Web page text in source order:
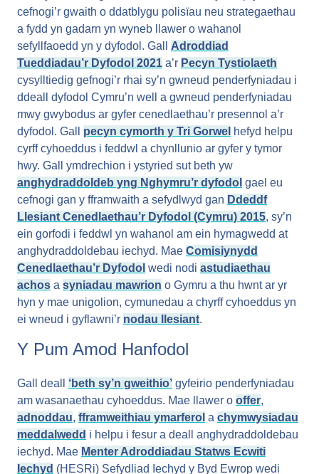
cefnogi’r gwaith o ddatblygu polisïau neu strategaethau
a fydd yn gadarn yn wyneb llawer o wahanol
sefyllfaoedd yn y dyfodol. Gall Adroddiad
Tueddiadau’r Dyfodol 2021 a’r Pecyn Tystiolaeth
cysylltiedig gefnogi’r rhai sy’n gwneud penderfyniadau i
ddeall dyfodol Cymru’n well a gwneud penderfyniadau
mwy gwybodus ar gyfer cenedlaethau’r presennol a’r
dyfodol. Gall pecyn cymorth y Tri Gorwel hefyd helpu
cyrff cyhoeddus i feddwl a chynllunio ar gyfer y tymor
hwy. Gall ymdrechion i ystyried sut beth yw
anghydraddoldeb yng Nghymru’r dyfodol gael eu
cefnogi gan y fframwaith a sefydlwyd gan Ddeddf
Llesiant Cenedlaethau’r Dyfodol (Cymru) 2015, sy’n
ein gorfodi i feddwl yn wahanol am ein hymagwedd at
anghydraddoldebau iechyd. Mae Comisiynydd
Cenedlaethau’r Dyfodol wedi nodi astudiaethau
achos a syniadau mawrion o Gymru a thu hwnt ar yr
hyn y mae unigolion, cymunedau a chyrff cyhoeddus yn
ei wneud i gyflawni’r nodau llesiant.
Y Pum Amod Hanfodol
Gall deall ‘beth sy’n gweithio’ gyfeirio penderfyniadau
am wasanaethau cyhoeddus. Mae llawer o offer,
adnoddau, fframweithiau ymarferol a chymwysiadau
meddalwedd i helpu i fesur a deall anghydraddoldebau
iechyd. Mae Menter Adroddiadau Statws Ecwiti
Iechyd (HESRi) Sefydliad Iechyd y Byd Ewrop wedi